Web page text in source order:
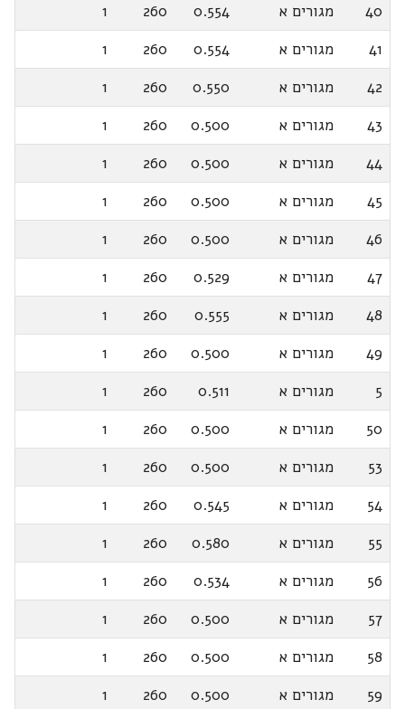
40
מגורים א 0.554
260
1
41
מגורים א 0.554
260
1
42
מגורים א 0.550
260
1
43
מגורים א 0.500
260
1
44
מגורים א 0.500
260
1
45
מגורים א 0.500
260
1
46
מגורים א 0.500
260
1
47
מגורים א 0.529
260
1
48
מגורים א 0.555
260
1
49
מגורים א 0.500
260
1
5
מגורים א 0.511
260
1
50
מגורים א 0.500
260
1
53
מגורים א 0.500
260
1
54
מגורים א 0.545
260
1
55
מגורים א 0.580
260
1
56
מגורים א 0.534
260
1
57
מגורים א 0.500
260
1
58
מגורים א 0.500
260
1
59
מגורים א 0.500
260
1